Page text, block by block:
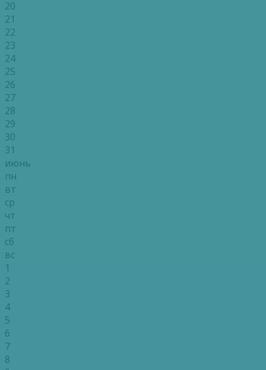
20
21
22
23
24
25
26
27
28
29
30
31
июнь
пн
вт
ср
чт
пт
сб
вс
1
2
3
4
5
6
7
8